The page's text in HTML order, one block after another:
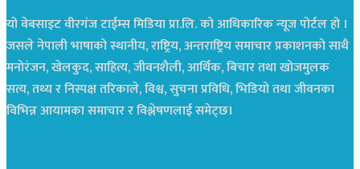
यो वेबसाइट वीरगंज टाईम्स मिडिया प्रा.लि. को आधिकारिक न्यूज पोर्टल हो ।
जसले नेपाली भाषाको स्थानीय, राष्ट्रिय, अन्तराष्ट्रिय समाचार प्रकाशनको साथै
मनोरंजन, खेलकुद, साहित्य, जीवनशैली, आर्थिक, बिचार तथा खोजमुलक
सत्य, तथ्य र निस्पक्ष तरिकाले, विश्व, सुचना प्रविधि, भिडियो तथा जीवनका
विभिन्न आयामका समाचार र विश्लेषणलाई समेट्छ।